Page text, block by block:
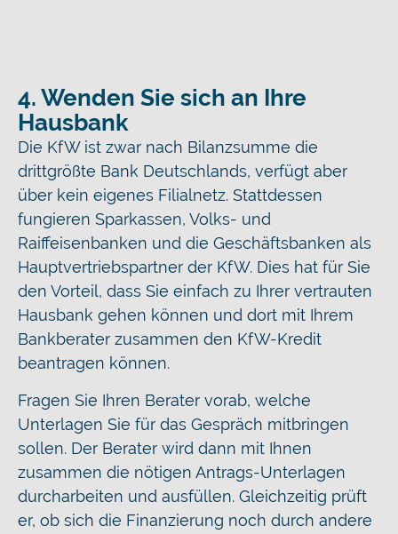
4. Wenden Sie sich an Ihre
Hausbank
Die KfW ist zwar nach Bilanzsumme die
drittgrößte Bank Deutschlands, verfügt aber
über kein eigenes Filialnetz. Stattdessen
fungieren Sparkassen, Volks- und
Raiffeisenbanken und die Geschäftsbanken als
Hauptvertriebspartner der KfW. Dies hat für Sie
den Vorteil, dass Sie einfach zu Ihrer vertrauten
Hausbank gehen können und dort mit Ihrem
Bankberater zusammen den KfW-Kredit
beantragen können.
Fragen Sie Ihren Berater vorab, welche
Unterlagen Sie für das Gespräch mitbringen
sollen. Der Berater wird dann mit Ihnen
zusammen die nötigen Antrags-Unterlagen
durcharbeiten und ausfüllen. Gleichzeitig prüft
er, ob sich die Finanzierung noch durch andere